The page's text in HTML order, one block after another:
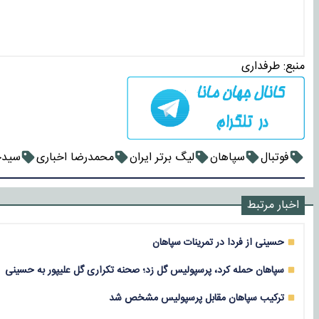
منبع:طرفداری
فوتبال سپاهان لیگ برتر ایران محمدرضا اخباری
اخبار مرتبط
حسینی از فردا در تمرینات سپاهان
سپاهان حمله کرد، پرسپولیس گل زد؛ صحنه تکراری گل علیپور به حسینی
ترکیب سپاهان مقابل پرسپولیس مشخص شد